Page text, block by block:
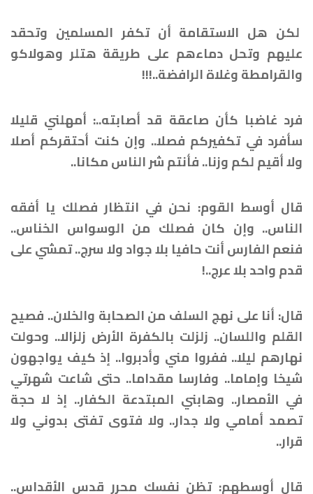
لكن هل الاستقامة أن تكفر المسلمين وتحقد
عليهم وتحل دماءهم على طريقة هتلر وهولاكو
والقرامطة وغلاة الرافضة..!!!
فرد غاضبا كأن صاعقة قد أصابته..: أمهلني قليلا
سأفرد في تكفيركم فصلا.. وإن كنت أحتقركم أصلا
ولا أقيم لكم وزنا.. فأنتم شر الناس مكانا..
قال أوسط القوم: نحن في انتظار فصلك يا أفقه
الناس.. وإن كان فصلك من الوسواس الخناس..
فنعم الفارس أنت حافيا بلا جواد ولا سرج.. تمشي على
قدم واحد بلا عرج..!
قال: أنا على نهج السلف من الصحابة والخلان.. فصيح
القلم واللسان.. زلزلت بالكفرة الأرض زلزالا.. وحولت
نهارهم ليلا.. ففروا مني وأدبروا.. إذ كيف يواجهون
شيخا وإماما.. وفارسا مقداما.. حتى شاعت شهرتي
في الأمصار.. وهابني المبتدعة الكفار.. إذ لا حجة
تصمد أمامي ولا جدار.. ولا فتوى تفتى بدوني ولا
قرار..
قال أوسطهم: تظن نفسك محرر قدس الأقداس..